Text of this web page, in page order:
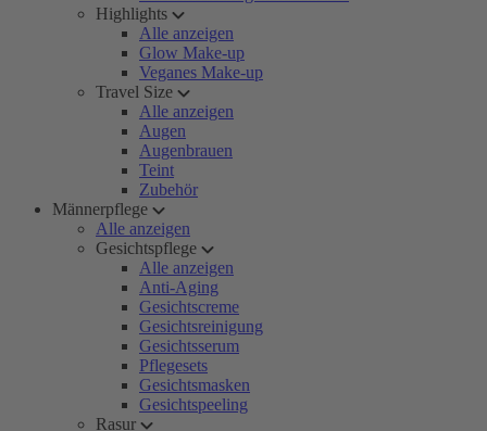
Highlights
Alle anzeigen
Glow Make-up
Veganes Make-up
Travel Size
Alle anzeigen
Augen
Augenbrauen
Teint
Zubehör
Männerpflege
Alle anzeigen
Gesichtspflege
Alle anzeigen
Anti-Aging
Gesichtscreme
Gesichtsreinigung
Gesichtsserum
Pflegesets
Gesichtsmasken
Gesichtspeeling
Rasur